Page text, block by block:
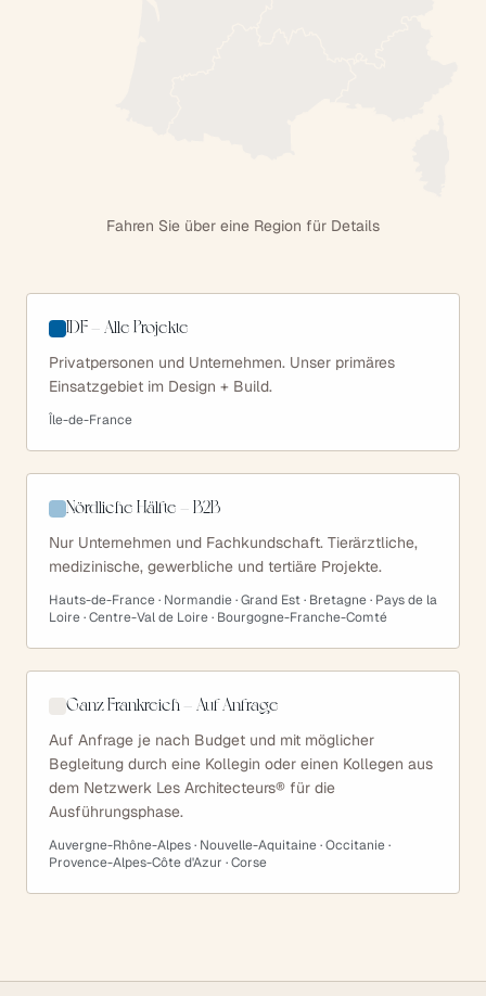
Fahren Sie über eine Region für Details
IDF — Alle Projekte
Privatpersonen und Unternehmen. Unser primäres
Einsatzgebiet im Design + Build.
Île-de-France
Nördliche Hälfte — B2B
Nur Unternehmen und Fachkundschaft. Tierärztliche,
medizinische, gewerbliche und tertiäre Projekte.
Hauts-de-France · Normandie · Grand Est · Bretagne · Pays de la
Loire · Centre-Val de Loire · Bourgogne-Franche-Comté
Ganz Frankreich — Auf Anfrage
Auf Anfrage je nach Budget und mit möglicher
Begleitung durch eine Kollegin oder einen Kollegen aus
dem Netzwerk Les Architecteurs® für die
Ausführungsphase.
Auvergne-Rhône-Alpes · Nouvelle-Aquitaine · Occitanie ·
Provence-Alpes-Côte d'Azur · Corse